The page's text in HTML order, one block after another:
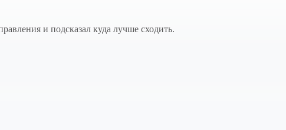
и подсказал куда лучше сходить.